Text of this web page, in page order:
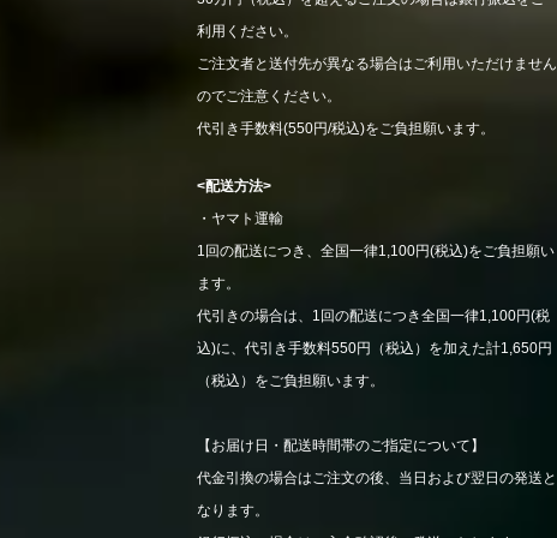
利用ください。
ご注文者と送付先が異なる場合はご利用いただけません
のでご注意ください。
代引き手数料(550円/税込)をご負担願います。
<配送方法>
・ヤマト運輸
1回の配送につき、全国一律1,100円(税込)をご負担願い
ます。
代引きの場合は、1回の配送につき全国一律1,100円(税
込)に、代引き手数料550円（税込）を加えた計1,650円
（税込）をご負担願います。
【お届け日・配送時間帯のご指定について】
代金引換の場合はご注文の後、当日および翌日の発送と
なります。